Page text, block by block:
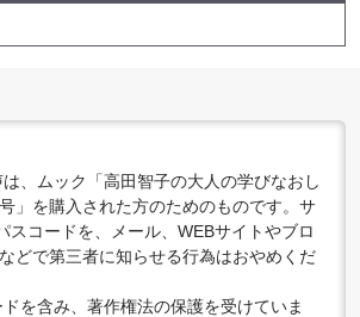
、ムック「高田智子の大人の学びなおし
」を購入された方のためのものです。サ
スコードを、メール、WEBサイトやブロ
どで第三者に知らせる行為はおやめくだ
を含み、著作権法の保護を受けていま